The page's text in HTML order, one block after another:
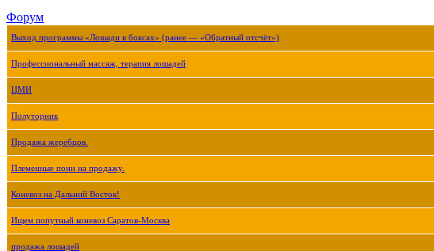
Форум
Выход программы «Лошади в боксах» (ранее — «Обратный отсчёт»)
Профессиональный массаж, терапия лошадей
ЦМИ
Полуторник
Продажа жеребцов.
Племенные пони на продажу.
Коневоз на Дальний Восток!
Ищем попутный коневоз Саратов-Москва
продажа лошадей